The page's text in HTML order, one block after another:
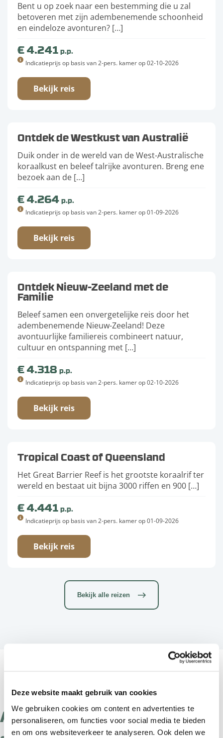
Deze website maakt gebruik van cookies
We gebruiken cookies om content en advertenties te
personaliseren, om functies voor social media te bieden
en om ons websiteverkeer te analyseren. Ook delen we
Bekijk alle reizen
Bent u op zoek naar een bestemming die u zal
betoveren met zijn adembenemende schoonheid
en eindeloze avonturen? […]
€ 4.241p.p.
Indicatieprijs op basis van 2-pers. kamer op 02-10-2026
Bekijk reis
Ontdek de Westkust van Australië
Duik onder in de wereld van de West-Australische
koraalkust en beleef talrijke avonturen. Breng ene
bezoek aan de […]
€ 4.264p.p.
Indicatieprijs op basis van 2-pers. kamer op 01-09-2026
Bekijk reis
Ontdek Nieuw-Zeeland met de
Familie
Beleef samen een onvergetelijke reis door het
adembenemende Nieuw-Zeeland! Deze
avontuurlijke familiereis combineert natuur,
cultuur en ontspanning met […]
€ 4.318 p.p.
Indicatieprijs op basis van 2-pers. kamer op 02-10-2026
Bekijk reis
Tropical Coast of Queensland
Het Great Barrier Reef is het grootste koraalrif ter
wereld en bestaat uit bijna 3000 riffen en 900 […]
€ 4.441p.p.
Indicatieprijs op basis van 2-pers. kamer op 01-09-2026
Bekijk reis
Australië: waar avontuur,